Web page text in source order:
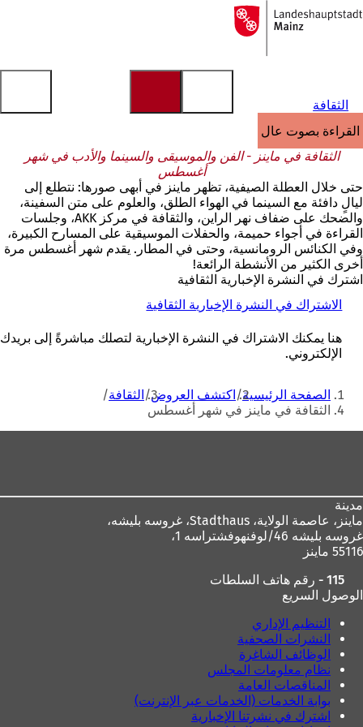
الانتقال إلى المحتوى
إلى
الصفحة
الثقافة
القراءة بصوت عالٍ
الثقافة في ماينز - الفن والموسيقى والسينما والأدب في شهر
أغسطس
حتى خلال العطلة الصيفية، تظهر ماينز في أبهى صورها: نتطلع إلى
ليالٍ دافئة مع السينما في الهواء الطلق، والعلوم على متن السفينة،
والضحك على ضفاف نهر الراين، والثقافة في مركز AKK، وجلسات
القراءة في أجواء حميمة، والحفلات الموسيقية على المسارح الكبيرة،
وفي الكنائس الرومانسية، وحتى في المطار. يقدم شهر أغسطس مرة
أخرى الكثير من الأنشطة الرائعة!
اشترك في النشرة الإخبارية الثقافية
الاشتراك في النشرة الإخبارية الثقافية
هنا يمكنك الاشتراك في النشرة الإخبارية لتصلك مباشرةً إلى بريدك
الإلكتروني.
أنت
هنا
الصفحة الرئيسية اكتشف العروض
الثقافة
الثقافة في ماينز في شهر أغسطس
مدينة
ماينز، عاصمة الولاية،
غروسه بليشه 46/لوفنهوفشتراسه 1،
55116 ماينز
115 - رقم هاتف السلطات
الوصول السريع
التنظيم الإداري
النشرات الصحفية
الوظائف الشاغرة
نظام معلومات المجلس
المناقصات العامة
بوابة الخدمات (الخدمات عبر الإنترنت)
اشترك في نشرتنا الإخبارية